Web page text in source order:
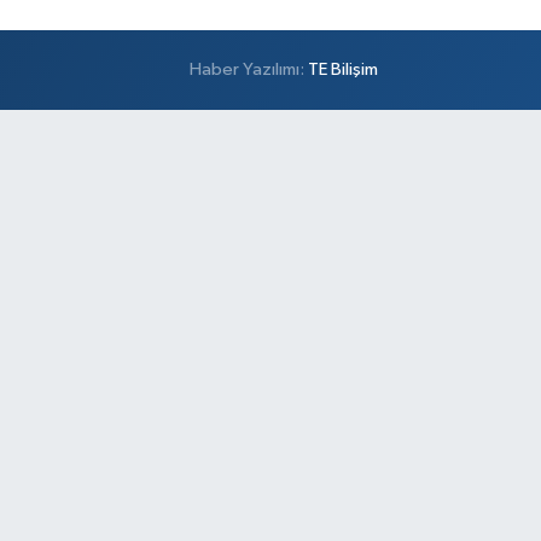
Haber Yazılımı: TE Bilişim